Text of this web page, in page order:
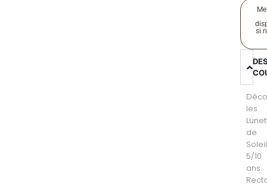
si
les
de
Soleil
5/10
ans